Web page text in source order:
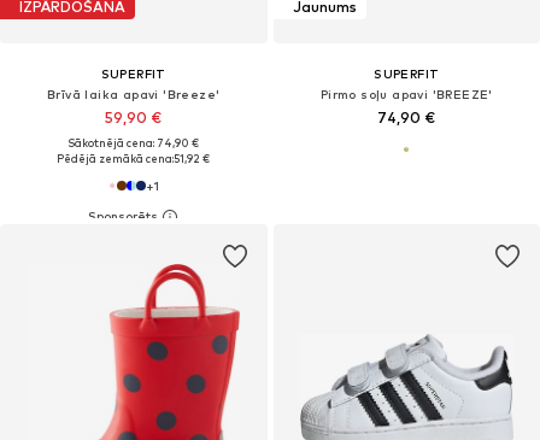
IZPĀRDOŠANA
SUPERFIT
Brīvā laika apavi 'Breeze'
59,90 €
Sākotnējā cena: 74,90 €
Pēdējā zemākā cena:51,92 €
+1
Jaunums
SUPERFIT
Pirmo soļu apavi 'BREEZE'
74,90 €